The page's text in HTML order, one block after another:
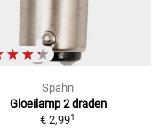
Spahn
Gloeilamp 2 draden
€ 2,991